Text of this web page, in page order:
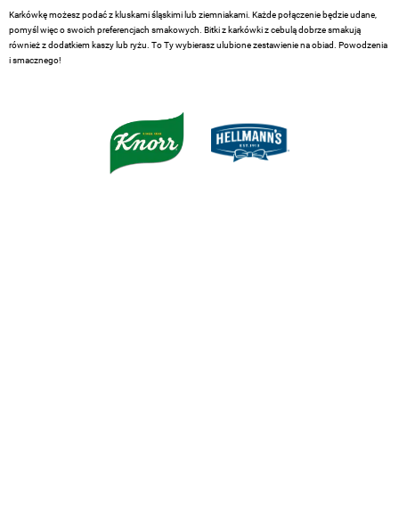
Karkówkę możesz podać z kluskami śląskimi lub ziemniakami. Każde połączenie będzie udane,
pomyśl więc o swoich preferencjach smakowych. Bitki z karkówki z cebulą dobrze smakują
również z dodatkiem kaszy lub ryżu. To Ty wybierasz ulubione zestawienie na obiad. Powodzenia
i smacznego!